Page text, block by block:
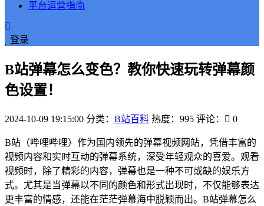
平台运营指南
登录
B站弹幕怎么变色？教你快速玩转弹幕颜
色设置！
2024-10-09 19:15:00 分类： B站百科 热度：995 评论： 0
B站（哔哩哔哩）作为国内领先的弹幕视频网站，凭借丰富的
视频内容和实时互动的弹幕系统，深受年轻观众的喜爱。观看
视频时，除了精彩的内容，弹幕也是一种不可或缺的娱乐方
式。尤其是当弹幕以不同的颜色和形式出现时，不仅能够表达
更丰富的情感，还能在茫茫弹幕海中脱颖而出。B站弹幕怎么